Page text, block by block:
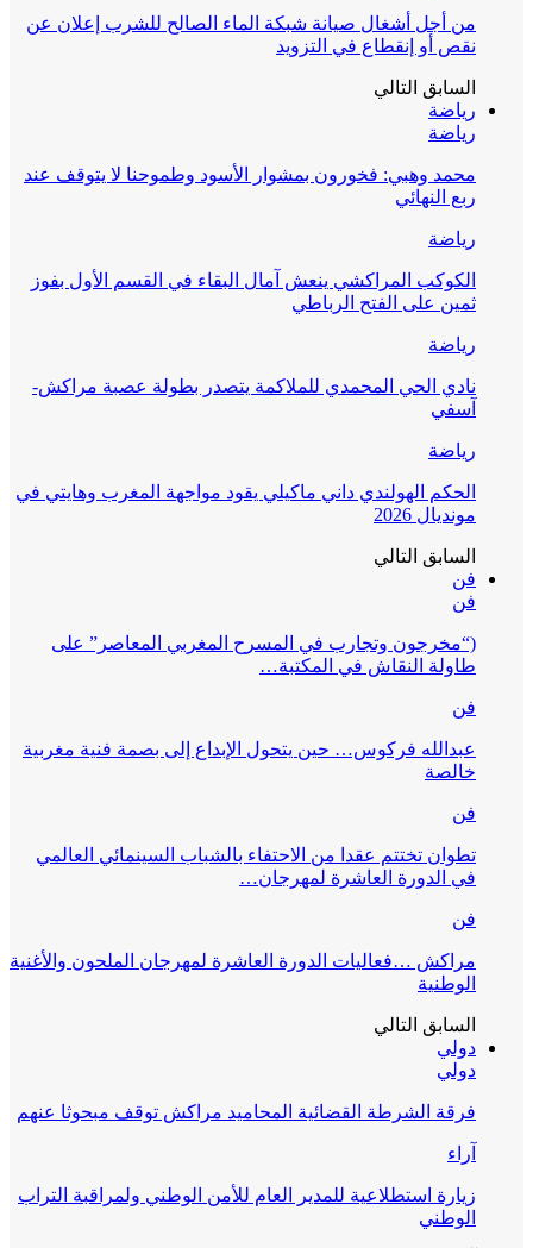
من أجل أشغال صيانة شبكة الماء الصالح للشرب إعلان عن
نقص أو إنقطاع في التزويد
السابق التالي
رياضة
رياضة
محمد وهبي: فخورون بمشوار الأسود وطموحنا لا يتوقف عند
ربع النهائي
رياضة
الكوكب المراكشي ينعش آمال البقاء في القسم الأول بفوز
ثمين على الفتح الرباطي
رياضة
نادي الحي المحمدي للملاكمة يتصدر بطولة عصبة مراكش-
آسفي
رياضة
الحكم الهولندي داني ماكيلي يقود مواجهة المغرب وهايتي في
مونديال 2026
السابق التالي
فن
فن
(“مخرجون وتجارب في المسرح المغربي المعاصر” على
طاولة النقاش في المكتبة…
فن
عبدالله فركوس… حين يتحول الإبداع إلى بصمة فنية مغربية
خالصة
فن
تطوان تختتم عقدا من الاحتفاء بالشباب السينمائي العالمي
في الدورة العاشرة لمهرجان…
فن
مراكش …فعاليات الدورة العاشرة لمهرجان الملحون والأغنية
الوطنية
السابق التالي
دولي
دولي
فرقة الشرطة القضائية المحاميد مراكش توقف مبحوثا عنهم
آراء
زيارة استطلاعية للمدير العام للأمن الوطني ولمراقبة التراب
الوطني